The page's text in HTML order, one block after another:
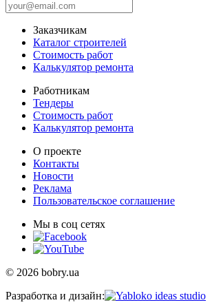
Заказчикам
Каталог строителей
Стоимость работ
Калькулятор ремонта
Работникам
Тендеры
Стоимость работ
Калькулятор ремонта
О проекте
Контакты
Новости
Реклама
Пользовательское соглашение
Мы в соц сетях
© 2026 bobry.ua
Разработка и дизайн: